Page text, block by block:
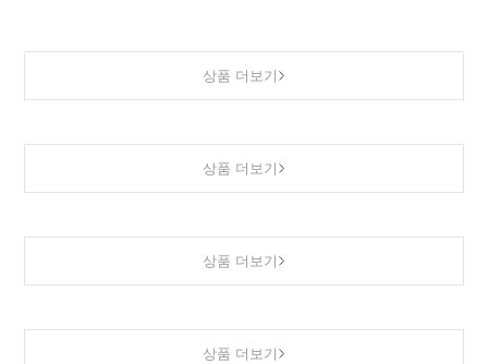
상품 더보기
상품 더보기
상품 더보기
상품 더보기